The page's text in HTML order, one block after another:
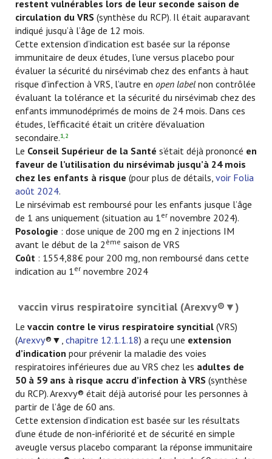
restent vulnérables lors de leur seconde saison de
circulation du VRS (synthèse du RCP). Il était auparavant
indiqué jusqu’à l’âge de 12 mois.
Cette extension d’indication est basée sur la réponse
immunitaire de deux études, l’une versus placebo pour
évaluer la sécurité du nirsévimab chez des enfants à haut
risque d’infection à VRS, l’autre en open label non contrôlée
évaluant la tolérance et la sécurité du nirsévimab chez des
enfants immunodéprimés de moins de 24 mois. Dans ces
études, l’efficacité était un critère d’évaluation
secondaire.1,2
Le Conseil Supérieur de la Santé s’était déjà prononcé en
faveur de l’utilisation du nirsévimab jusqu’à 24 mois
chez les enfants à risque (pour plus de détails, voir Folia
août 2024.
Le nirsévimab est remboursé pour les enfants jusque l’âge
de 1 ans uniquement (situation au 1er novembre 2024).
Posologie : dose unique de 200 mg en 2 injections IM
avant le début de la 2 ème saison de VRS
Coût : 1554,88€ pour 200 mg, non remboursé dans cette
indication au 1er novembre 2024
vaccin virus respiratoire syncitial (Arexvy®▼)
Le vaccin contre le virus respiratoire syncitial (VRS)
(Arexvy®▼, chapitre 12.1.1.18) a reçu une extension
d’indication pour prévenir la maladie des voies
respiratoires inférieures due au VRS chez les adultes de
50 à 59 ans à risque accru d’infection à VRS (synthèse
du RCP). Arexvy® était déjà autorisé pour les personnes à
partir de l’âge de 60 ans.
Cette extension d’indication est basée sur les résultats
d’une étude de non-infériorité et de sécurité en simple
aveugle versus placebo comparant la réponse immunitaire